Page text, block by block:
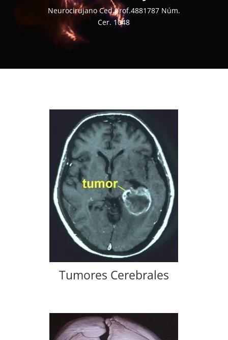
Neurocirujano Ced.prof.4881787 Núm.
Cer. 1048
Tumores Cerebrales